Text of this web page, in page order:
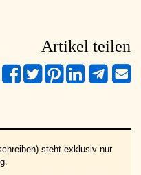
Artikel teilen
steht exklusiv nur